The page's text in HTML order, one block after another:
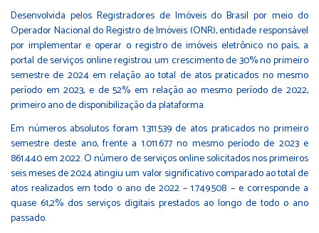
Desenvolvida pelos Registradores de Imóveis do Brasil por meio do
Operador Nacional do Registro de Imóveis (ONR), entidade responsável
por implementar e operar o registro de imóveis eletrônico no país, a
portal de serviços online registrou um crescimento de 30% no primeiro
semestre de 2024 em relação ao total de atos praticados no mesmo
período em 2023, e de 52% em relação ao mesmo período de 2022,
primeiro ano de disponibilização da plataforma.
Em números absolutos foram 1.311.539 de atos praticados no primeiro
semestre deste ano, frente a 1.011.677 no mesmo período de 2023 e
861.440 em 2022. O número de serviços online solicitados nos primeiros
seis meses de 2024 atingiu um valor significativo comparado ao total de
atos realizados em todo o ano de 2022 – 1.749.508 – e corresponde a
quase 61,2% dos serviços digitais prestados ao longo de todo o ano
passado.